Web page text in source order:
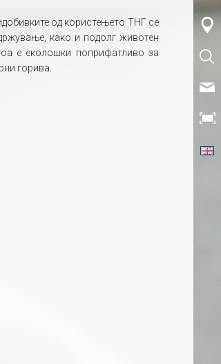
од користењето ТНГ се
како и подолг животен
е еколошки поприфатливо за
горива.